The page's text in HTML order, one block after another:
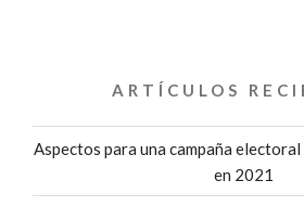
ARTÍCULOS
Aspectos para una campaña
en 2021